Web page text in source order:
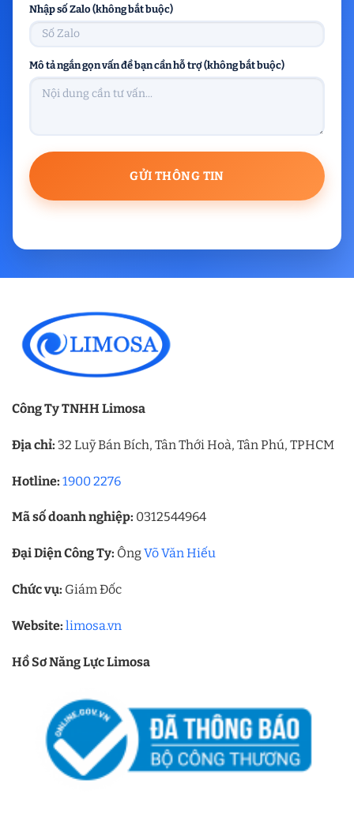
Nhập số Zalo (không bắt buộc)
Mô tả ngắn gọn vấn đề bạn cần hỗ trợ (không bắt buộc)
Công Ty TNHH Limosa
Địa chỉ: 32 Luỹ Bán Bích, Tân Thới Hoà, Tân Phú, TPHCM
Hotline: 1900 2276
Mã số doanh nghiệp: 0312544964
Đại Diện Công Ty: ÔngVõ Văn Hiếu
Chức vụ: Giám Đốc
Website: limosa.vn
Hồ Sơ Năng Lực Limosa